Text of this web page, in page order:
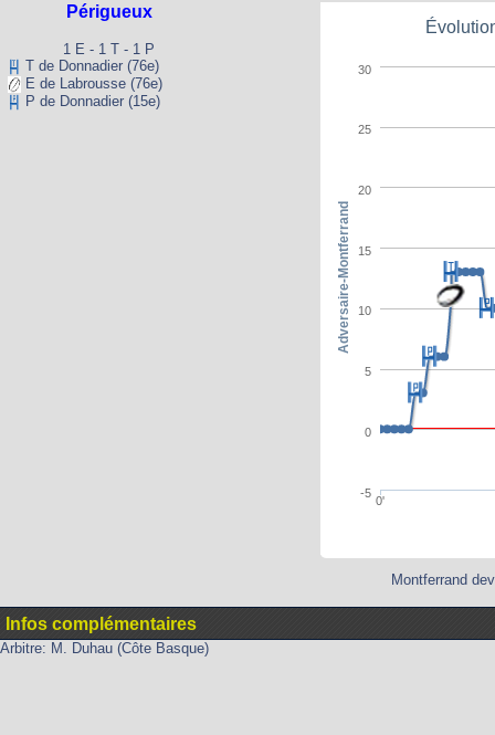
Périgueux
1 E - 1 T - 1 P
T de Donnadier (76e)
E de Labrousse (76e)
P de Donnadier (15e)
0'
-5
0
5
10
15
20
25
30
Adversaire-Montferrand
Montferrand
Infos complémentaires
Arbitre: M. Duhau (Côte Basque)